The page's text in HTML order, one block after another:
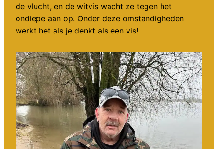
de vlucht, en de witvis wacht ze tegen het
ondiepe aan op. Onder deze omstandigheden
werkt het als je denkt als een vis!